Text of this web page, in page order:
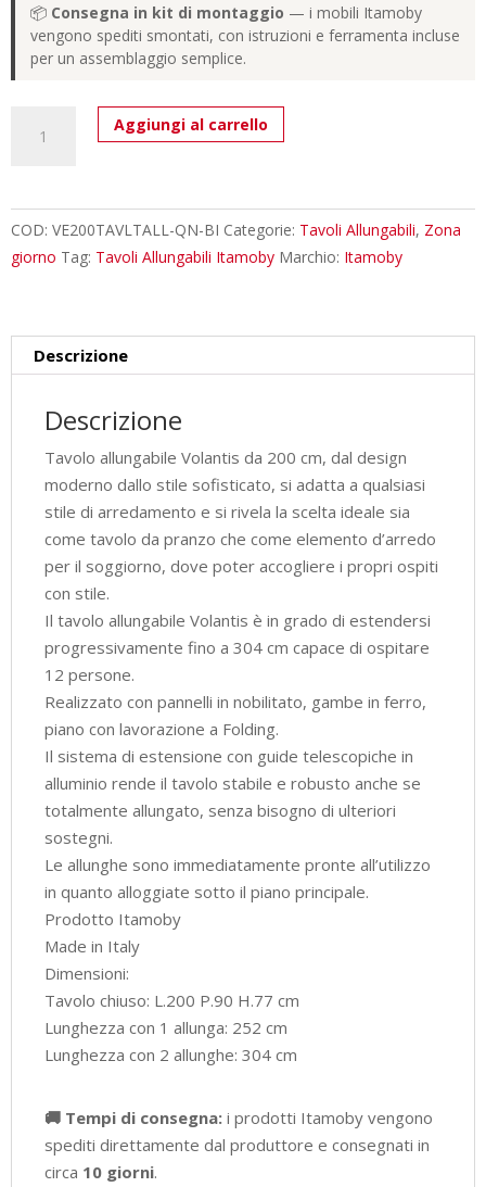
📦 Consegna in kit di montaggio — i mobili Itamoby
vengono spediti smontati, con istruzioni e ferramenta incluse
per un assemblaggio semplice.
allungabile
Volantis
quercia
bianche
quantità
Aggiungi al carrello
COD: VE200TAVLTALL-QN-BI Categorie: Tavoli Allungabili, Zona
giorno Tag: Tavoli Allungabili Itamoby Marchio: Itamoby
Descrizione
Descrizione
Tavolo allungabile Volantis da 200 cm, dal design
moderno dallo stile sofisticato, si adatta a qualsiasi
stile di arredamento e si rivela la scelta ideale sia
come tavolo da pranzo che come elemento d’arredo
per il soggiorno, dove poter accogliere i propri ospiti
con stile.
Il tavolo allungabile Volantis è in grado di estendersi
progressivamente fino a 304 cm capace di ospitare
12 persone.
Realizzato con pannelli in nobilitato, gambe in ferro,
piano con lavorazione a Folding.
Il sistema di estensione con guide telescopiche in
alluminio rende il tavolo stabile e robusto anche se
totalmente allungato, senza bisogno di ulteriori
sostegni.
Le allunghe sono immediatamente pronte all’utilizzo
in quanto alloggiate sotto il piano principale.
Prodotto Itamoby
Made in Italy
Dimensioni:
Tavolo chiuso: L.200 P.90 H.77 cm
Lunghezza con 1 allunga: 252 cm
Lunghezza con 2 allunghe: 304 cm
🚚 Tempi di consegna: i prodotti Itamoby vengono
spediti direttamente dal produttore e consegnati in
circa 10 giorni.